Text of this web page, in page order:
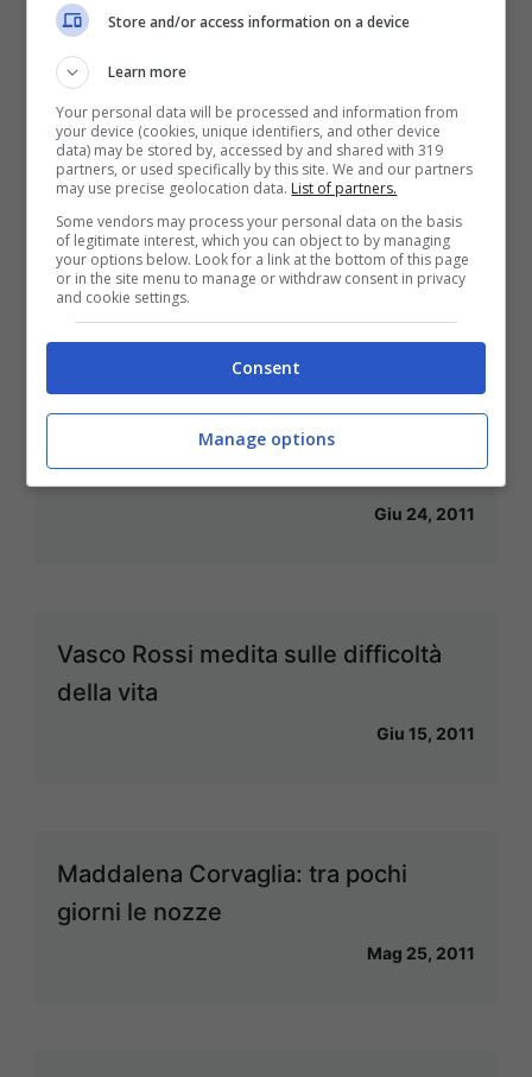
il 7 agosto in Ciociaria
Vasco si ritira, i fan in rivolta
Giu 27, 2011
Tv7-Estate anticipazioni: un inviato
arriva in Siria per scoprire gli orrori
del regime di Assad
Giu 24, 2011
Vasco Rossi medita sulle difficoltà
della vita
Giu 15, 2011
Maddalena Corvaglia: tra pochi
giorni le nozze
Mag 25, 2011
Store and/or access information on a device
Learn more
Your personal data will be processed and information from
your device (cookies, unique identifiers, and other device
data) may be stored by, accessed by and shared with 319
partners, or used specifically by this site. We and our partners
may use precise geolocation data. List of partners.
Some vendors may process your personal data on the basis
of legitimate interest, which you can object to by managing
your options below. Look for a link at the bottom of this page
or in the site menu to manage or withdraw consent in privacy
and cookie settings.
Consent
Manage options